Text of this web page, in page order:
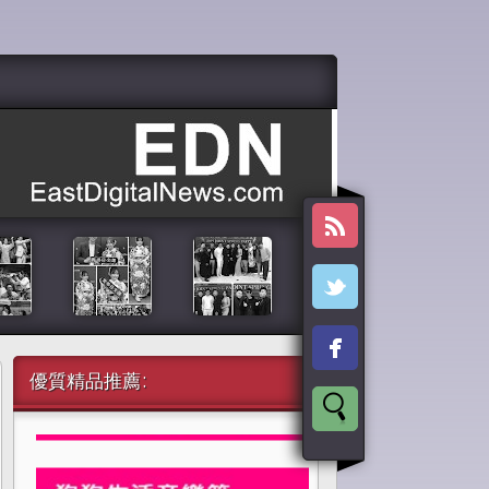
優質精品推薦: